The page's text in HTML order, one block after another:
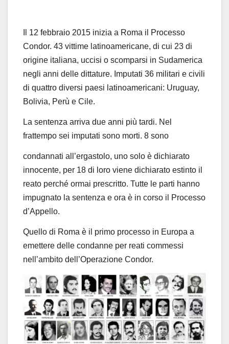
Il 12 febbraio 2015 inizia a Roma il Processo
Condor. 43 vittime latinoamericane, di cui 23 di
origine italiana, uccisi o scomparsi in Sudamerica
negli anni delle dittature. Imputati 36 militari e civili
di quattro diversi paesi latinoamericani: Uruguay,
Bolivia, Perù e Cile.
La sentenza arriva due anni più tardi. Nel
frattempo sei imputati sono morti. 8 sono
condannati all’ergastolo, uno solo è dichiarato
innocente, per 18 di loro viene dichiarato estinto il
reato perché ormai prescritto. Tutte le parti hanno
impugnato la sentenza e ora è in corso il
Processo
d’Appello.
Quello di Roma è il primo processo in Europa a
emettere delle condanne per reati commessi
nell’ambito dell’Operazione Condor.